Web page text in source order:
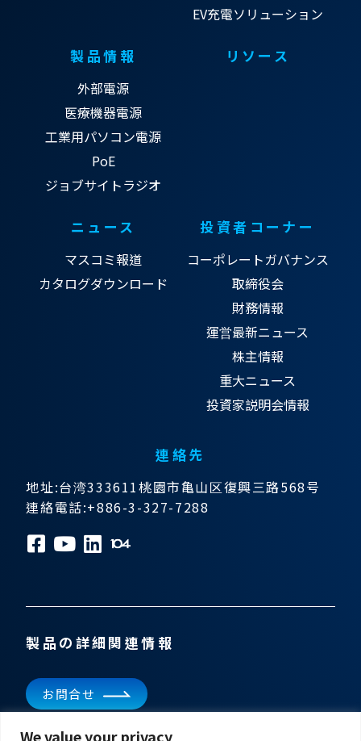
We value your privacy
EV充電ソリューション
製品情報
外部電源
医療機器電源
工業用パソコン電源
PoE
ジョブサイトラジオ
リソース
ニュース
マスコミ報道
カタログダウンロード
投資者コーナー
コーポレートガバナンス
取締役会
財務情報
運営最新ニュース
株主情報
重大ニュース
投資家説明会情報
連絡先
地址:台湾333611桃園市亀山区復興三路568号
連絡電話:+886-3-327-7288
製品の詳細関連情報
お問合せ